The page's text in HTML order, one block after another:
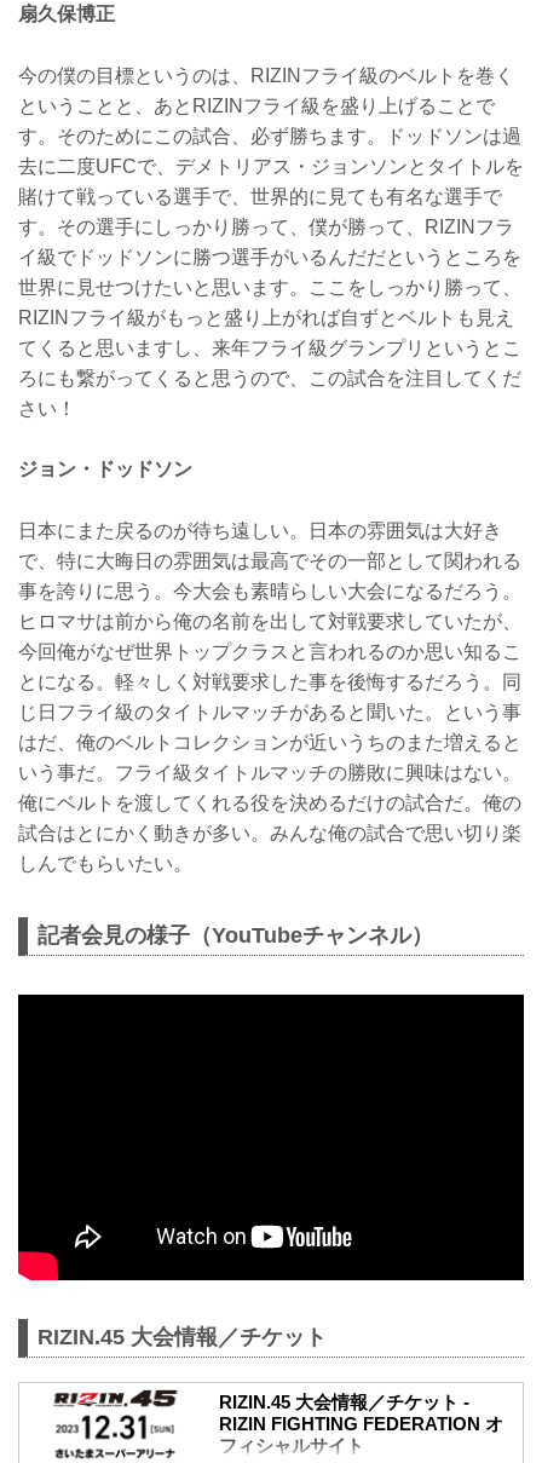
扇久保博正
今の僕の目標というのは、RIZINフライ級のベルトを巻く
ということと、あとRIZINフライ級を盛り上げることで
す。そのためにこの試合、必ず勝ちます。ドッドソンは過
去に二度UFCで、デメトリアス・ジョンソンとタイトルを
賭けて戦っている選手で、世界的に見ても有名な選手で
す。その選手にしっかり勝って、僕が勝って、RIZINフラ
イ級でドッドソンに勝つ選手がいるんだだというところを
世界に見せつけたいと思います。ここをしっかり勝って、
RIZINフライ級がもっと盛り上がれば自ずとベルトも見え
てくると思いますし、来年フライ級グランプリというとこ
ろにも繋がってくると思うので、この試合を注目してくだ
さい！
ジョン・ドッドソン
日本にまた戻るのが待ち遠しい。日本の雰囲気は大好き
で、特に大晦日の雰囲気は最高でその一部として関われる
事を誇りに思う。今大会も素晴らしい大会になるだろう。
ヒロマサは前から俺の名前を出して対戦要求していたが、
今回俺がなぜ世界トップクラスと言われるのか思い知るこ
とになる。軽々しく対戦要求した事を後悔するだろう。同
じ日フライ級のタイトルマッチがあると聞いた。という事
はだ、俺のベルトコレクションが近いうちのまた増えると
いう事だ。フライ級タイトルマッチの勝敗に興味はない。
俺にベルトを渡してくれる役を決めるだけの試合だ。俺の
試合はとにかく動きが多い。みんな俺の試合で思い切り楽
しんでもらいたい。
記者会見の様子（YouTubeチャンネル）
RIZIN.45 大会情報／チケット
RIZIN.45 大会情報／チケット -
RIZIN FIGHTING FEDERATION オ
フィシャルサイト